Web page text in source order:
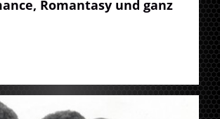
Romantasy und ganz